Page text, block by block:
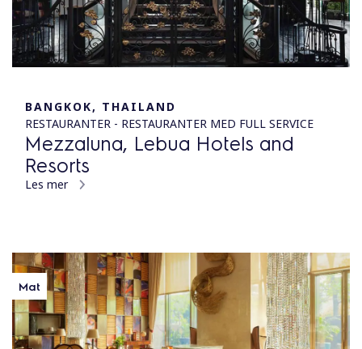
BANGKOK, THAILAND
RESTAURANTER - RESTAURANTER MED FULL SERVICE
Mezzaluna, Lebua Hotels and
Resorts
Les mer
Mat